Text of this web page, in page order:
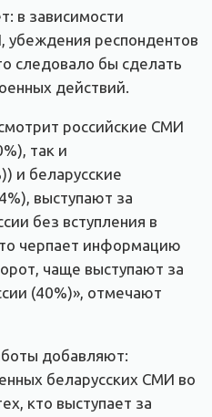
в зависимости
респондентов
следовало бы сделать
действий.
российские СМИ
так и
и беларусские
выступают за
без вступления в
черпает информацию
чаще выступают за
(40%)», отмечают
добавляют:
беларусских СМИ во
кто выступает за